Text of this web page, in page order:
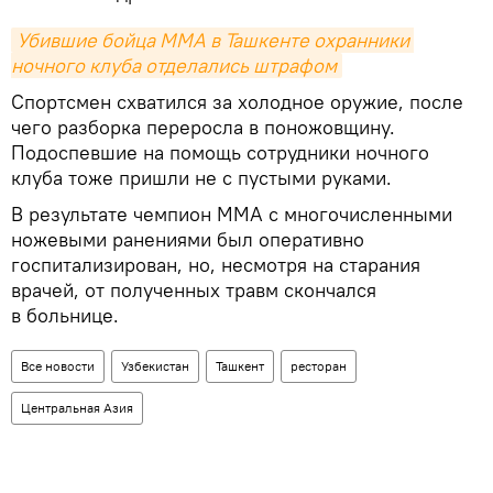
Убившие бойца MMA в Ташкенте охранники
ночного клуба отделались штрафом
Спортсмен схватился за холодное оружие, после
чего разборка переросла в поножовщину.
Подоспевшие на помощь сотрудники ночного
клуба тоже пришли не с пустыми руками.
В результате чемпион ММА с многочисленными
ножевыми ранениями был оперативно
госпитализирован, но, несмотря на старания
врачей, от полученных травм скончался
в больнице.
Все новости Узбекистан Ташкент ресторан
Центральная Азия